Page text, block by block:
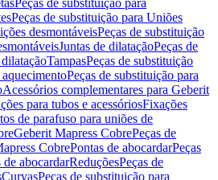
Peças de substituição para
Peças de substituição para Uniões
desmontáveisPeças de substituição
Juntas de dilataçãoPeças de
TampasPeças de substituição
Peças de substituição para
Acessórios complementares para Geberit
para tubos e acessóriosFixações
de parafuso para uniões de
Geberit Mapress CobrePeças de
CobrePontas de abocardarPeças
de abocardarReduçõesPeças de
CurvasPeças de substituição para